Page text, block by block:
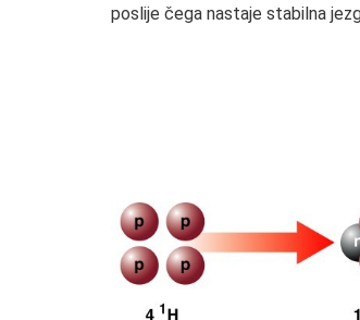
poslije čega nastaje stabilna